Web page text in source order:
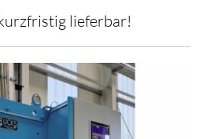
lieferbar!